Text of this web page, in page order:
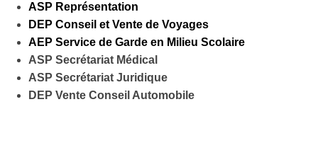
ASP Représentation
DEP Conseil et Vente de Voyages
AEP Service de Garde en Milieu Scolaire
ASP Secrétariat Médical
ASP Secrétariat Juridique
DEP Vente Conseil Automobile